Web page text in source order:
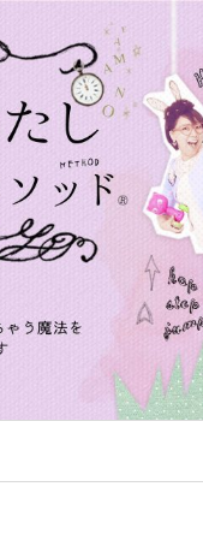
私分析